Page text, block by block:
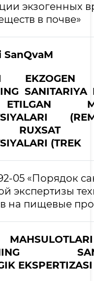
экзогенных
в почве»
SanQvaM
EKZOGEN
SANITARIYA
RUXSAT
(TREK
05 «Порядок
экспертизы
на пищевые